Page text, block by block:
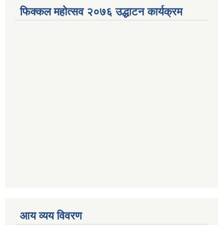
फिक्कल महोत्सव २०७६ उद्धाटन कार्यक्रम
आय व्यय विवरण